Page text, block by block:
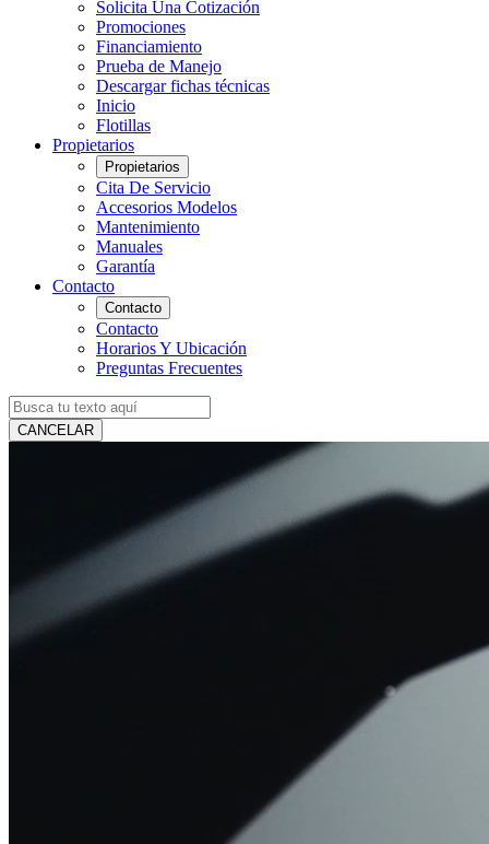
Solicita Una Cotización
Promociones
Financiamiento
Prueba de Manejo
Descargar fichas técnicas
Inicio
Flotillas
Propietarios
Propietarios
Cita De Servicio
Accesorios Modelos
Mantenimiento
Manuales
Garantía
Contacto
Contacto
Contacto
Horarios Y Ubicación
Preguntas Frecuentes
CANCELAR